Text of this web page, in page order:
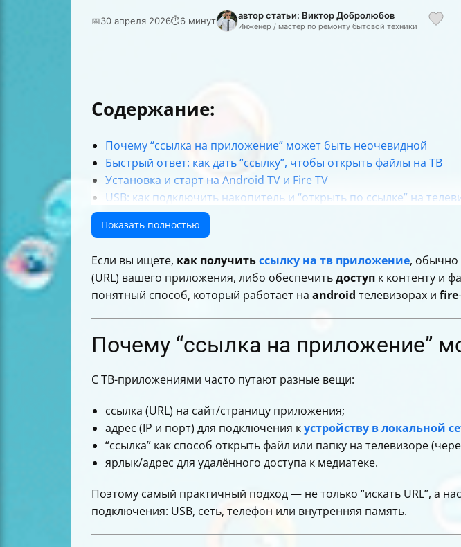
📅30 апреля 2026⏱6 минут автор статьи: Виктор Добролюбов
Инженер / мастер по ремонту бытовой техники
Содержание:
Почему “ссылка на приложение” может быть неочевидной
Быстрый ответ: как дать “ссылку”, чтобы открыть файлы на ТВ
Установка и старт на Android TV и Fire TV
USB: как подключить накопитель и “открыть по ссылке” на
Доступ к файлам с телефона на телевизоре: главный “URL-путь”
Сеть: как открыть NAS или общие папки Windows
Чем AnExplorer открывает файлы на телевизоре
Где найти “ссылку” именно на ТВ-приложение (URL на странице)
Приложения для просмотра ТВ на Android: что выбрать
Принцип выбора: чтобы не ошибиться
Показать полностью
Если вы ищете, как получитьссылку на тв приложение, обычно
(URL) вашего приложения, либо обеспечитьдоступ к контенту и
понятный способ, который работает на android телевизорах и fire
Почему “ссылка на приложение”
С ТВ-приложениями часто путают разные вещи:
ссылка (URL) на сайт/страницу приложения;
адрес (IP и порт) для подключения кустройству в локальной
“ссылка” как способ открыть файл или папку на телевизоре
ярлык/адрес для удалённого доступа к медиатеке.
Поэтому самый практичный подход — не только “искать URL”, а
подключения: USB, сеть, телефон или внутренняя память.